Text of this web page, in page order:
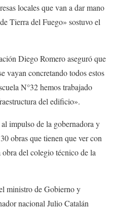
locales que van a dar mano
Tierra del Fuego» sostuvo el
Diego Romero aseguró que
vayan concretando todos estos
N°32 hemos trabajado
del edificio».
impulso de la gobernadora y
obras que tienen que ver con
del colegio técnico de la
ministro de Gobierno y
nacional Julio Catalán